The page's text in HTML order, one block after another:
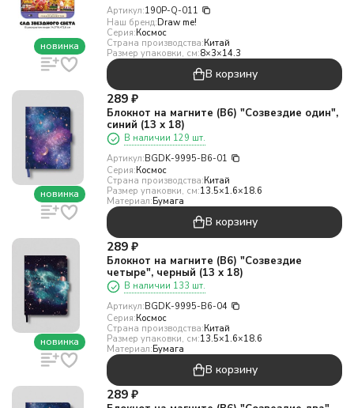
новинка
Артикул:190P-Q-011
Наш бренд:Draw me!
Серия:Космос
Страна производства:Китай
Размер упаковки, см:8×3×14.3
В корзину
новинка
289 ₽
Блокнот на магните (B6) "Созвездие один",
синий (13 х 18)
В наличии 129 шт.
Артикул:BGDK-9995-B6-01
Серия:Космос
Страна производства:Китай
Размер упаковки, см:13.5×1.6×18.6
Материал:Бумага
В корзину
новинка
289 ₽
Блокнот на магните (B6) "Созвездие
четыре", черный (13 х 18)
В наличии 133 шт.
Артикул:BGDK-9995-B6-04
Серия:Космос
Страна производства:Китай
Размер упаковки, см:13.5×1.6×18.6
Материал:Бумага
В корзину
289 ₽